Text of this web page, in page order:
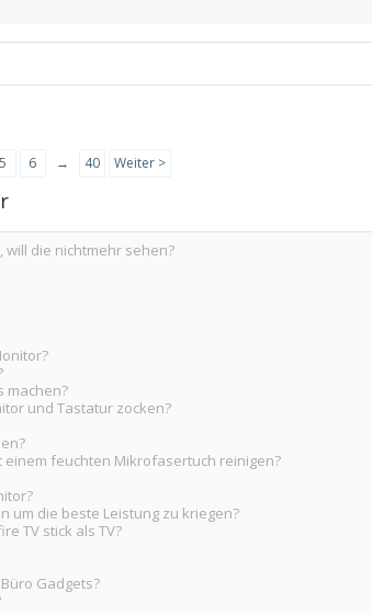
5 6 → 40 Weiter >
will die nichtmehr sehen?
machen?
und Tastatur zocken?
einem feuchten Mikrofasertuch reinigen?
um die beste Leistung zu kriegen?
TV stick als TV?
Gadgets?